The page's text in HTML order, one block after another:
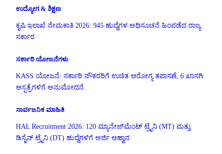
ಉದ್ಯೋಗ & ಶಿಕ್ಷಣ
ಕೃಷಿ ಇಲಾಖೆ ನೇಮಕಾತಿ 2026: 945 ಹುದ್ದೆಗಳ ಅಧಿಸೂಚನೆ ಹಿಂಪಡೆದ ರಾಜ್ಯ
ಸರ್ಕಾರ
ಸರ್ಕಾರಿ ಯೋಜನೆಗಳು
KASS ಯೋಜನೆ: ಸರ್ಕಾರಿ ನೌಕರರಿಗೆ ಉಚಿತ ಆರೋಗ್ಯ ತಪಾಸಣೆ, 6 ಖಾಸಗಿ
ಆಸ್ಪತ್ರೆಗಳಿಗೆ ಅನುಮೋದನೆ.
ಸಾರ್ವಜನಿಕ ಮಾಹಿತಿ
HAL Recruitment 2026: 120 ಮ್ಯಾನೇಜ್‌ಮೆಂಟ್ ಟ್ರೈನಿ (MT) ಮತ್ತು
ಡಿಸೈನ್ ಟ್ರೈನಿ (DT) ಹುದ್ದೆಗಳಿಗೆ ಅರ್ಜಿ ಆಹ್ವಾನ